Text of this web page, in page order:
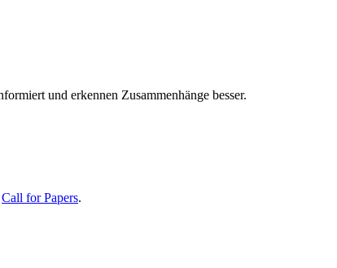
und erkennen Zusammenhänge besser.
Call for Papers.